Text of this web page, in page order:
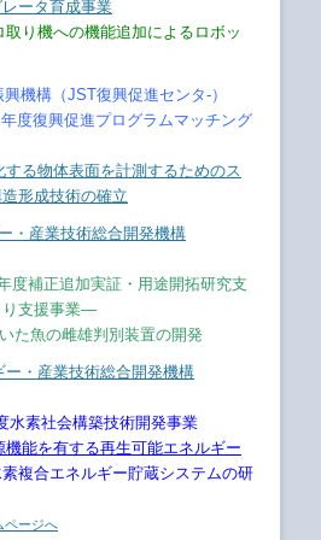
ータ育成事業
り機への機能追加によるロボッ
機構（JST復興促進センタ-）
促進プログラムマッチング
する物体表面を計測するためのス
形成技術の確立
・産業技術総合開発機構
追加実証・用途開拓研究支
支援事業―
た魚の雌雄判別装置の開発
ー・産業技術総合開発機構
会構築技術開発事業
機能を有する再生可能エネルギー
複合エネルギー貯蔵システムの研
ページへ